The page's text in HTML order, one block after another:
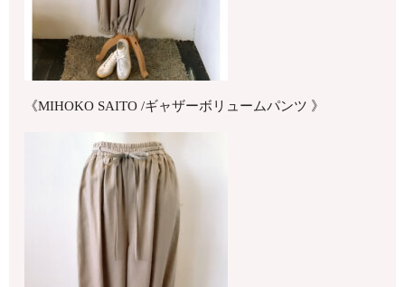
《MIHOKO SAITO /ギャザーボリュームパンツ 》